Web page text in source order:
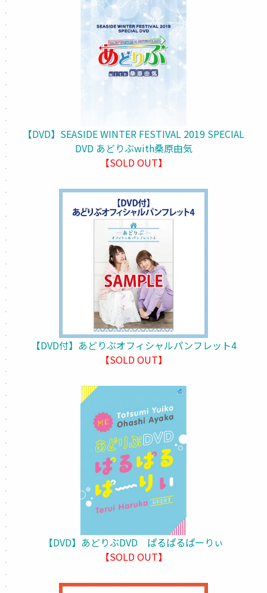
【DVD】SEASIDE WINTER FESTIVAL 2019 SPECIAL
DVD あどりぶwith桑原由気
【SOLD OUT】
【DVD付】あどりぶオフィシャルパンフレット4
【SOLD OUT】
【DVD】あどりぶDVD ぱるぱるぱーりぃ
【SOLD OUT】